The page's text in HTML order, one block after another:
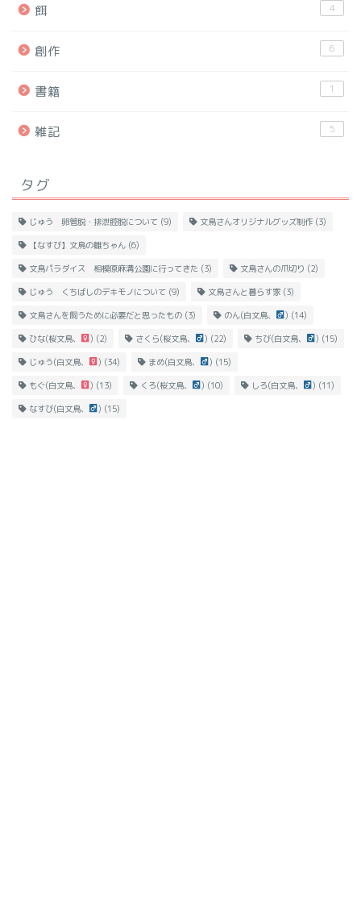
餌 4
創作 6
書籍 1
雑記 5
タグ
じゅう 卵管脱・排泄腔脱について (9) 文鳥さんオリジナルグッズ制作 (3)
【なすび】文鳥の雛ちゃん (6)
文鳥パラダイス 相模原麻溝公園に行ってきた (3) 文鳥さんの爪切り (2)
じゅう くちばしのデキモノについて (9) 文鳥さんと暮らす家 (3)
文鳥さんを飼うために必要だと思ったもの (3) のん(白文鳥、 ) (14)
ひな(桜文鳥、 ) (2) さくら(桜文鳥、 ) (22) ちび(白文鳥、 ) (15)
じゅう(白文鳥、 ) (34) まめ(白文鳥、 ) (15)
もぐ(白文鳥、 ) (13) くろ(桜文鳥、 ) (10) しろ(白文鳥、 ) (11)
なすび(白文鳥、 ) (15)